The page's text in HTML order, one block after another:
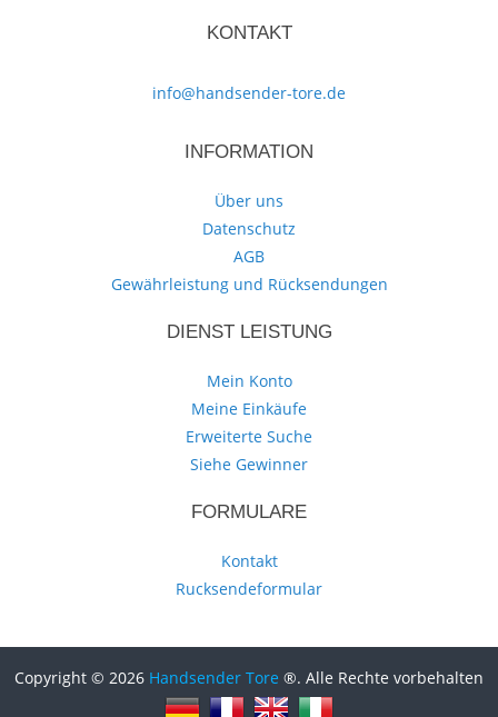
KONTAKT
info@handsender-tore.de
INFORMATION
Über uns
Datenschutz
AGB
Gewährleistung und Rücksendungen
DIENST LEISTUNG
Mein Konto
Meine Einkäufe
Erweiterte Suche
Siehe Gewinner
FORMULARE
Kontakt
Rucksendeformular
Copyright © 2026 Handsender Tore ®. Alle Rechte vorbehalten